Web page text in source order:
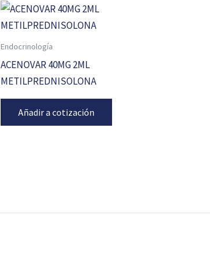
Endocrinología
ACENOVAR 40MG 2ML
METILPREDNISOLONA
Añadir a cotización